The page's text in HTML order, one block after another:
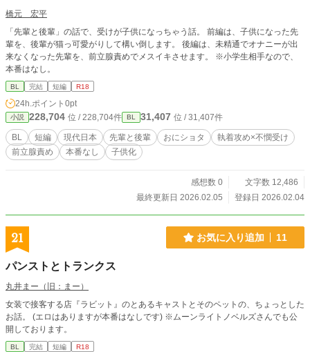
橋元 宏平
「先輩と後輩」の話で、受けが子供になっちゃう話。 前編は、子供になった先
輩を、後輩が猫っ可愛がりして構い倒します。 後編は、未精通でオナニーが出
来なくなった先輩を、前立腺責めでメスイキさせます。 ※小学生相手なので、
本番はなし。
BL 完結 短編 R18
24h.ポイント 0pt
小説 228,704 位 / 228,704件 BL 31,407 位 / 31,407件
BL 短編 現代日本 先輩と後輩 おにショタ
執着攻め×不憫受け
前立腺責め
本番なし 子供化
感想数 0
文字数 12,486
最終更新日 2026.02.05
登録日 2026.02.04
21 お気に入り追加 11
パンストとトランクス
丸井まー（旧：まー）
女装で接客する店『ラビット』のとあるキャストとそのペットの、ちょっとした
お話。 (エロはありますが本番はなしです) ※ムーンライトノベルズさんでも公
開しております。
BL 完結 短編 R18